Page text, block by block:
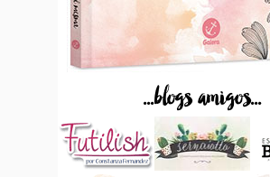
...blogs amigos...